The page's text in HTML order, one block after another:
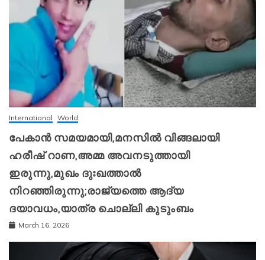
International World
പേകാൻ സമയമായി,മനസിൽ വിങ്ങലായി
ഹരീഷ് റാണ,അമ്മ അവനടുത്തായി
ഇരുന്നു,മുഖം ദുഃഖത്താൽ
നിറഞ്ഞിരുന്നു;രാജ്യത്തെ ആദ്യ
ദയാവധം,യാത്ര ചൊല്ലി കുടുംബം
March 16, 2026